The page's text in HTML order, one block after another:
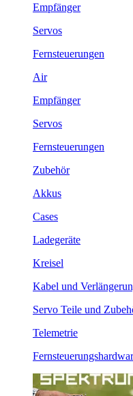
Empfänger
Servos
Fernsteuerungen
Air
Empfänger
Servos
Fernsteuerungen
Zubehör
Akkus
Cases
Ladegeräte
Kreisel
Kabel und
Servo Teile und
Telemetrie